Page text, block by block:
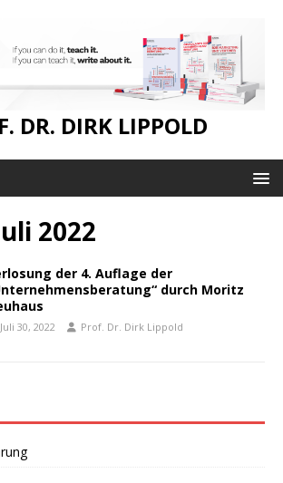
DR. DIRK LIPPOLD
2022
der 4. Auflage der
durch Moritz
Juli 30, 2022 Prof. Dr. Dirk Lippold